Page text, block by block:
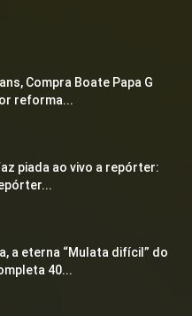
Compra Boate Papa G
reforma...
piada ao vivo a repórter:
a eterna “Mulata difícil” do
40...